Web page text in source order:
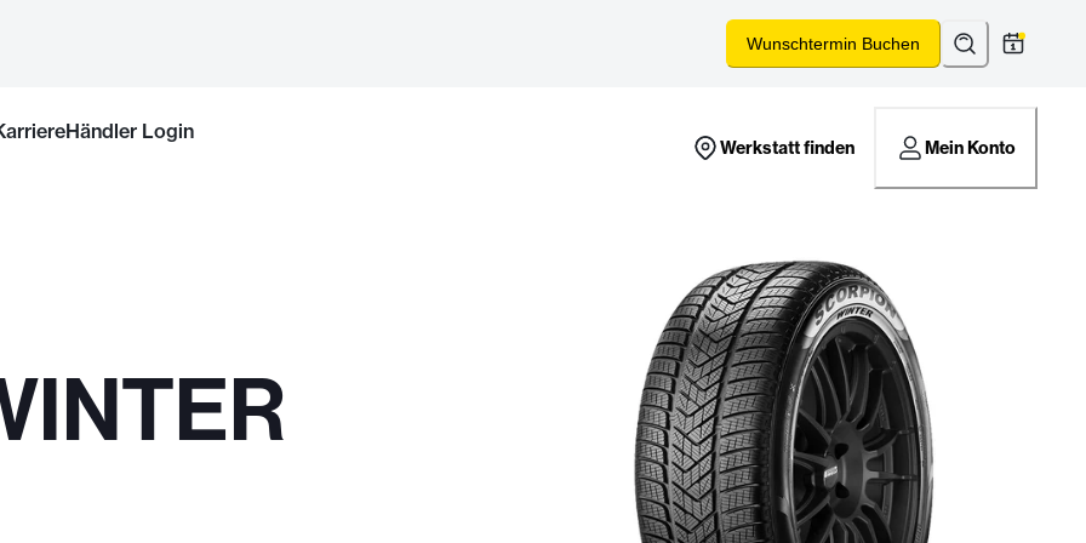
Wunschtermin Buchen Suchen*
Händler Login
Werkstatt finden Mein Konto